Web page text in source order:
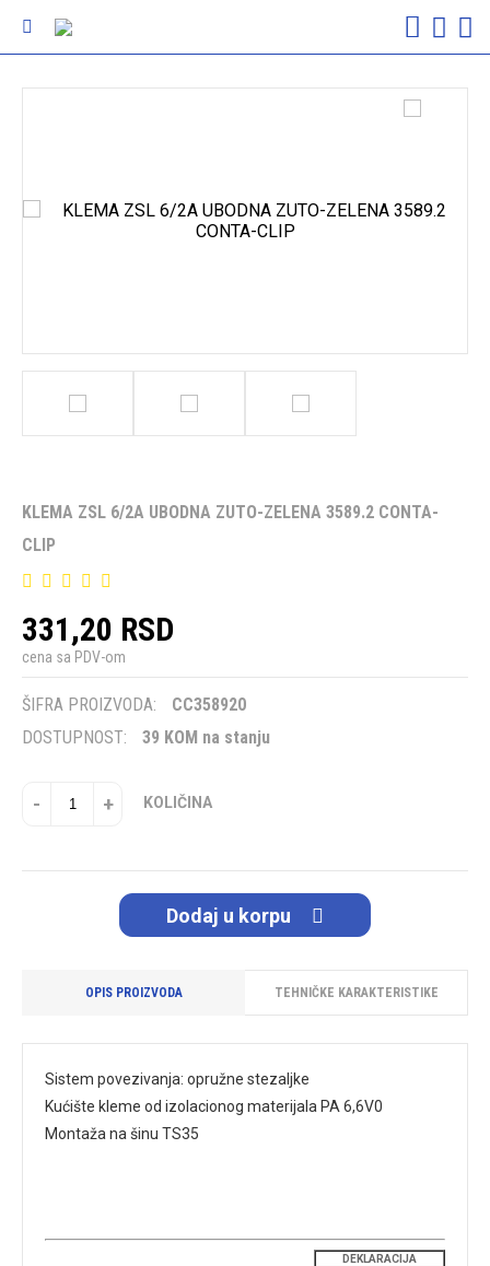
KLEMA ZSL 6/2A UBODNA ZUTO-ZELENA 3589.2 CONTA-
CLIP
331,20 RSD
cena sa PDV-om
ŠIFRA PROIZVODA:
CC358920
DOSTUPNOST:
39 KOM na stanju
- + KOLIČINA
Dodaj u korpu
OPIS PROIZVODA TEHNIČKE KARAKTERISTIKE
Sistem povezivanja: opružne stezaljke
Kućište kleme od izolacionog materijala PA 6,6V0
Montaža na šinu TS35
DEKLARACIJA